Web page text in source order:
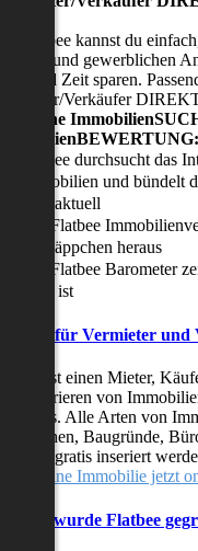
Flatbee kannst du
und gewerblichen
und Zeit sparen.
Verkäufer
in-one
Flatbee durchsucht das
Immobilien und bündelt
tagesaktuell
Der Flatbee
Schnäppchen heraus
Der Flatbee Barometer
teuer ist
für Vermieter und
suchst einen Mieter,
Inserieren von
Alle Arten von
Baugründe,
gratis inseriert
deine Immobilie jetzt
wurde Flatbee